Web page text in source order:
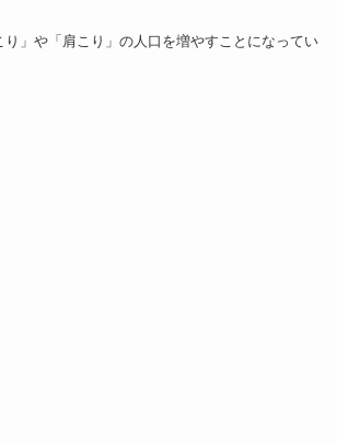
」や「肩こり」の人口を増やすことになってい